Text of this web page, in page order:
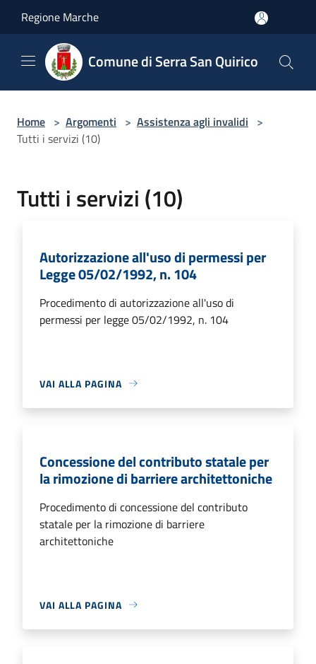
Regione Marche
Comune di Serra San Quirico
Home > Argomenti > Assistenza agli invalidi >
Tutti i servizi (10)
Tutti i servizi (10)
Autorizzazione all'uso di permessi per
Legge 05/02/1992, n. 104
Procedimento di autorizzazione all'uso di
permessi per legge 05/02/1992, n. 104
VAI ALLA PAGINA
Concessione del contributo statale per
la rimozione di barriere architettoniche
Procedimento di concessione del contributo
statale per la rimozione di barriere
architettoniche
VAI ALLA PAGINA